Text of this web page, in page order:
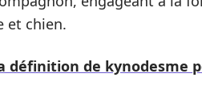
et chien.
définition de kynodesme